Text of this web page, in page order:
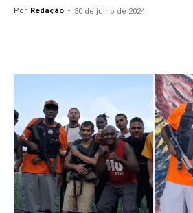
Por Redação - 30 de julho de 2024